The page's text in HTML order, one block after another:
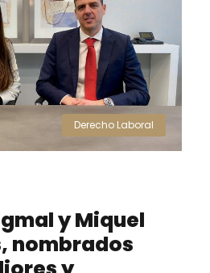
Derecho Laboral
y Miquel
nombrados